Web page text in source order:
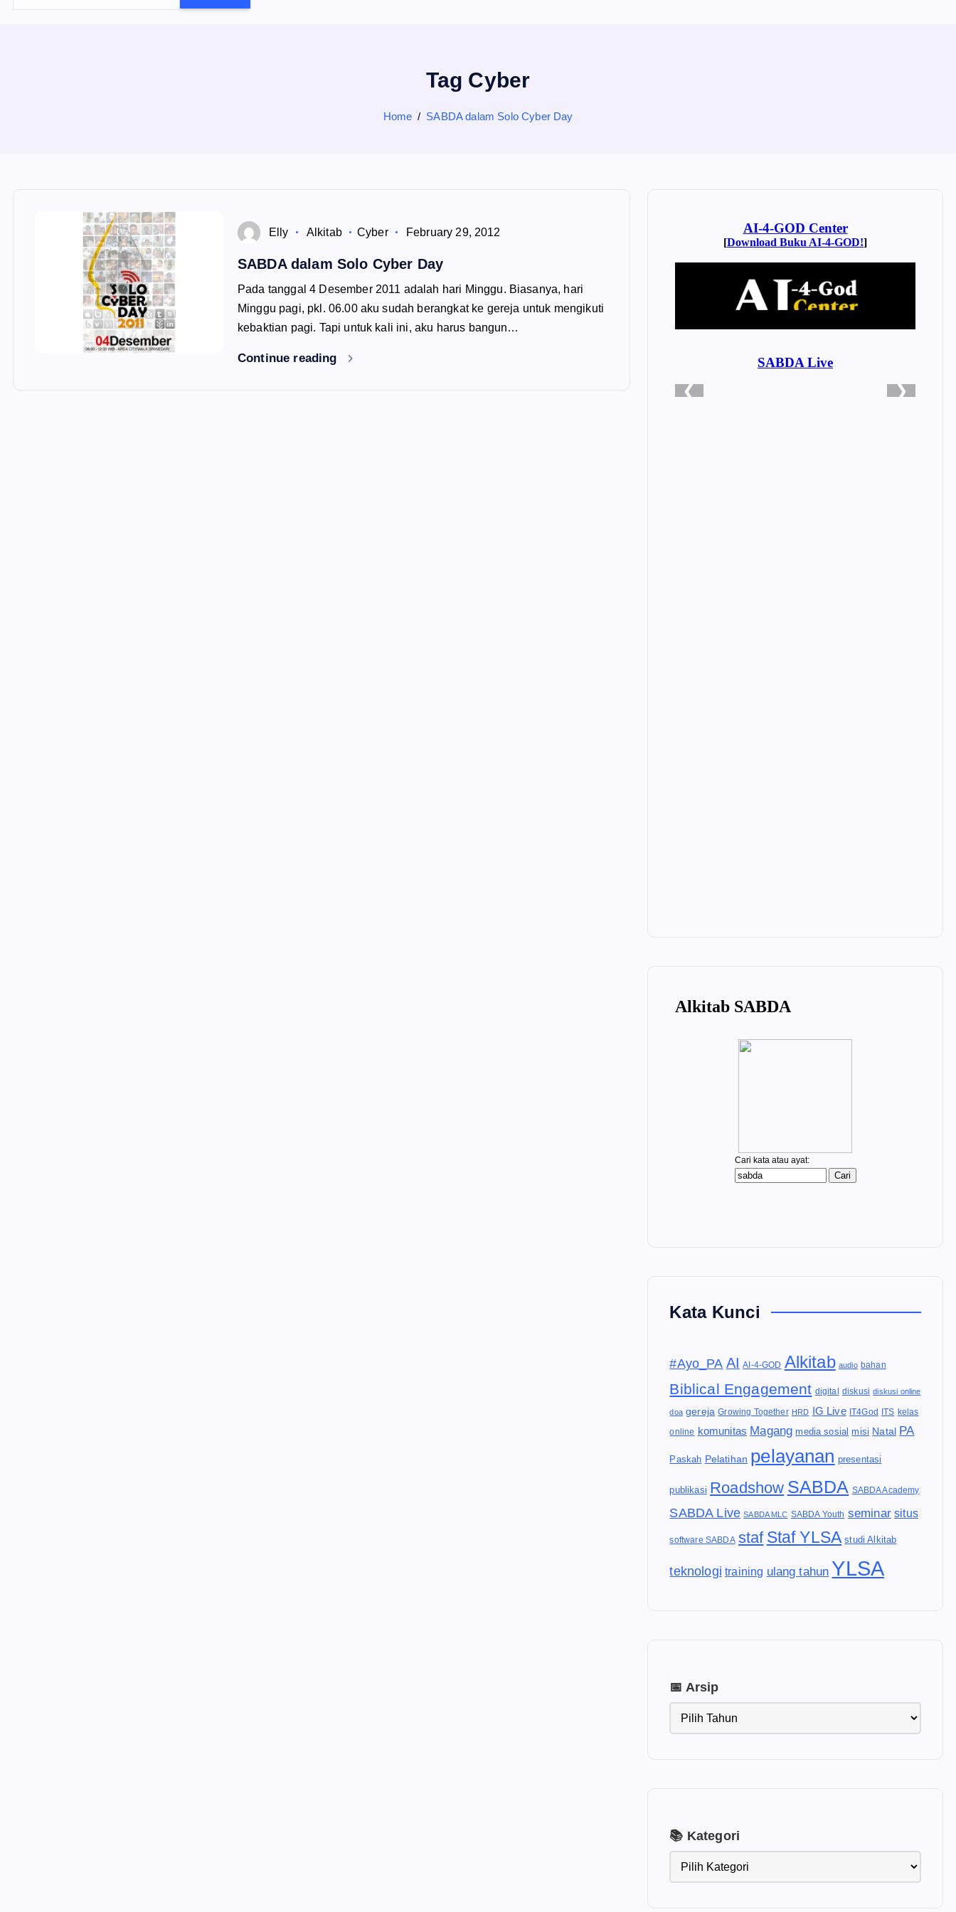
Tag Cyber
Home SABDA dalam Solo Cyber Day
Elly Alkitab Cyber February 29, 2012
SABDA dalam Solo Cyber Day
Pada tanggal 4 Desember 2011 adalah hari Minggu. Biasanya, hari
Minggu pagi, pkl. 06.00 aku sudah berangkat ke gereja untuk mengikuti
kebaktian pagi. Tapi untuk kali ini, aku harus bangun…
Continue reading
Kata Kunci
#Ayo_PA AI AI-4-GOD Alkitab audio bahan
Biblical Engagement digital diskusi diskusi online
doa gereja Growing Together HRD IG Live IT4God ITS kelas
online komunitas Magang media sosial misi Natal PA
Paskah Pelatihan pelayanan presentasi
publikasi Roadshow SABDA SABDA Academy
SABDA Live SABDA MLC SABDA Youth seminar situs
software SABDA staf Staf YLSA studi Alkitab
teknologi training ulang tahun YLSA
📅 Arsip
📚 Kategori